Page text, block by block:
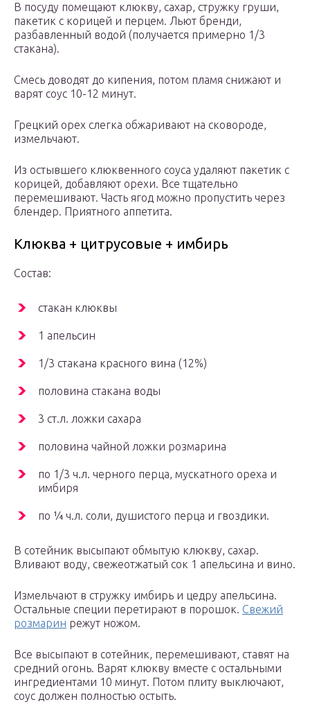
В посуду помещают клюкву, сахар, стружку груши,
пакетик с корицей и перцем. Льют бренди,
разбавленный водой (получается примерно 1/3
стакана).
Смесь доводят до кипения, потом пламя снижают и
варят соус 10-12 минут.
Грецкий орех слегка обжаривают на сковороде,
измельчают.
Из остывшего клюквенного соуса удаляют пакетик с
корицей, добавляют орехи. Все тщательно
перемешивают. Часть ягод можно пропустить через
блендер. Приятного аппетита.
Клюква + цитрусовые + имбирь
Состав:
стакан клюквы
1 апельсин
1/3 стакана красного вина (12%)
половина стакана воды
3 ст.л. ложки сахара
половина чайной ложки розмарина
по 1/3 ч.л. черного перца, мускатного ореха и
имбиря
по ¼ ч.л. соли, душистого перца и гвоздики.
В сотейник высыпают обмытую клюкву, сахар.
Вливают воду, свежеотжатый сок 1 апельсина и вино.
Измельчают в стружку имбирь и цедру апельсина.
Остальные специи перетирают в порошок. Свежий
розмарин режут ножом.
Все высыпают в сотейник, перемешивают, ставят на
средний огонь. Варят клюкву вместе с остальными
ингредиентами 10 минут. Потом плиту выключают,
соус должен полностью остыть.